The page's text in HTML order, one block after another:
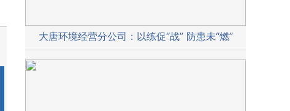
大唐环境经营分公司：以练促“战” 防患未“燃”